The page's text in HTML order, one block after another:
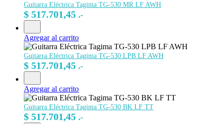
Guitarra Eléctrica Tagima TG-530 MR LF AWH
$ 517.701,45 .-
Agregar al carrito
Guitarra Eléctrica Tagima TG-530 LPB LF AWH
$ 517.701,45 .-
Agregar al carrito
Guitarra Eléctrica Tagima TG-530 BK LF TT
$ 517.701,45 .-